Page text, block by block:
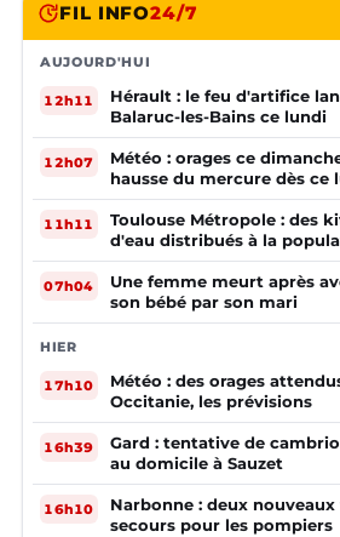
FIL INFO24/7
AUJOURD'HUI
12h11
Hérault : le feu d'artifice
Balaruc-les-Bains ce lundi
12h07
Météo : orages ce
hausse du mercure dès ce
11h11
Toulouse Métropole : des
d'eau distribués à la
07h04
Une femme meurt après
son bébé par son mari
HIER
17h10
Météo : des orages
Occitanie, les prévisions
16h39
Gard : tentative de
au domicile à Sauzet
16h10
Narbonne : deux
secours pour les pompiers